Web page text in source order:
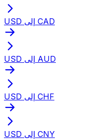
USD إلى CAD
USD إلى AUD
USD إلى CHF
USD إلى CNY